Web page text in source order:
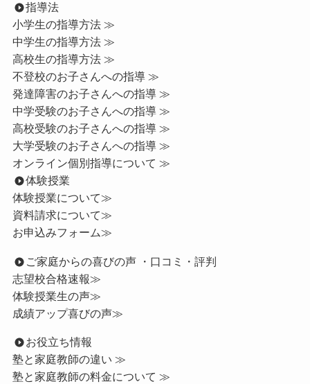
指導法
小学生の指導方法 ≫
中学生の指導方法 ≫
高校生の指導方法 ≫
不登校のお子さんへの指導 ≫
発達障害のお子さんへの指導 ≫
中学受験のお子さんへの指導 ≫
高校受験のお子さんへの指導 ≫
大学受験のお子さんへの指導 ≫
オンライン個別指導について ≫
体験授業
体験授業について≫
資料請求について≫
お申込みフォーム≫
ご家庭からの喜びの声 ・口コミ・評判
志望校合格速報≫
体験授業生の声≫
成績アップ喜びの声≫
お役立ち情報
塾と家庭教師の違い ≫
塾と家庭教師の料金について ≫